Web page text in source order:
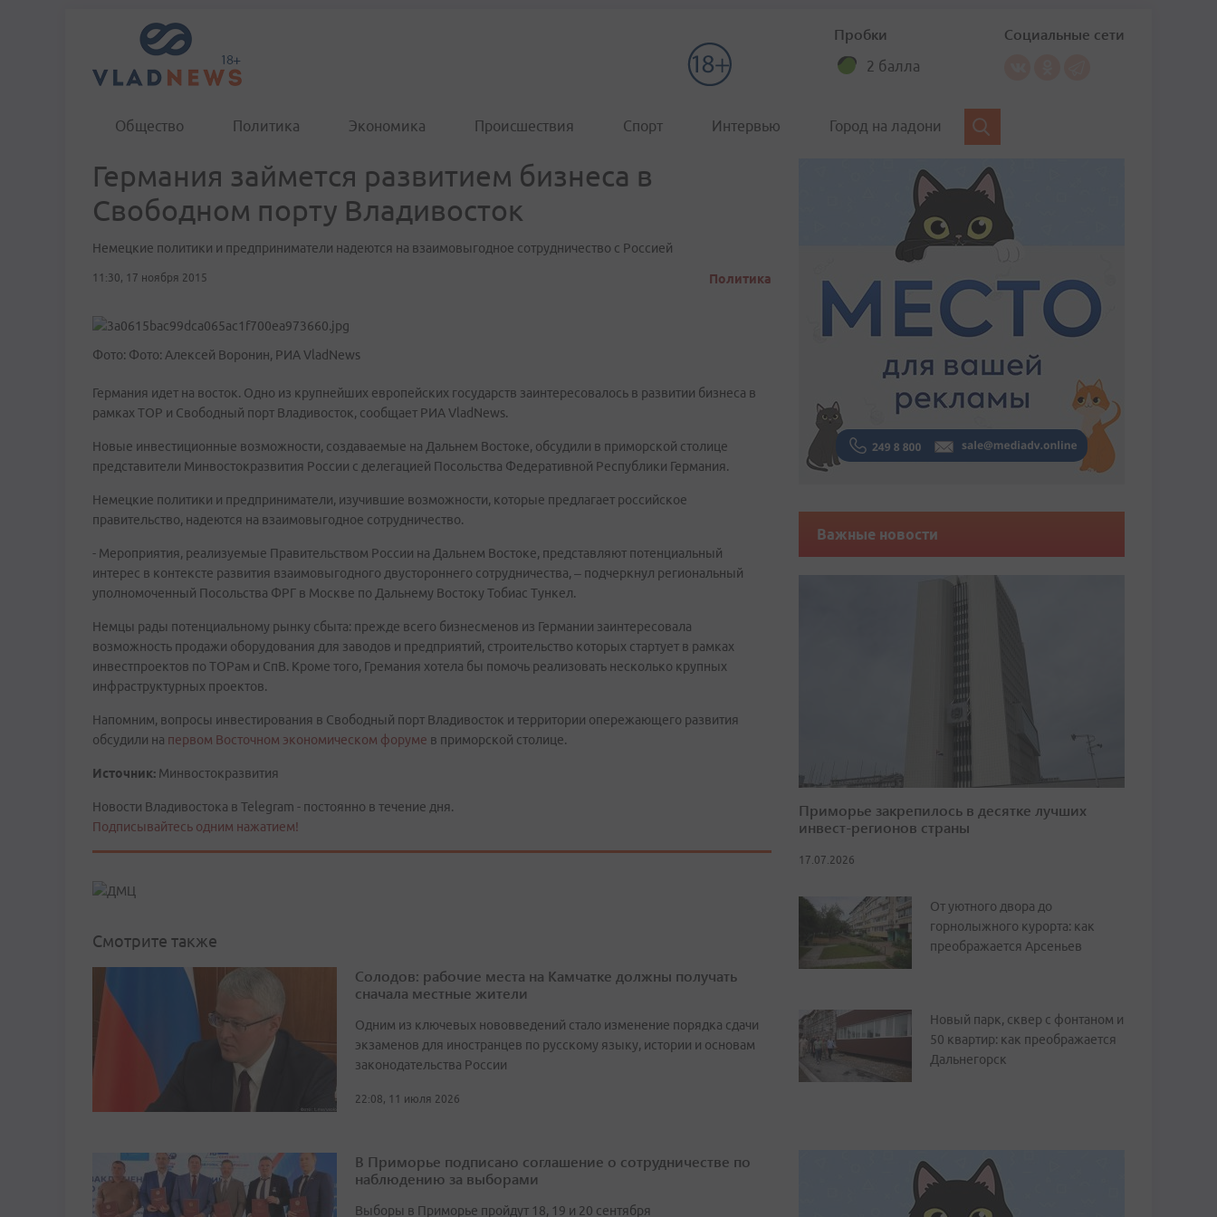
Пробки
2 балла
Социальные сети
Общество Политика Экономика Происшествия Спорт Интервью Город на ладони
Германия займется развитием бизнеса в
Свободном порту Владивосток
Немецкие политики и предприниматели надеются на взаимовыгодное сотрудничество с Россией
11:30, 17 ноября 2015 Политика
Фото: Фото: Алексей Воронин, РИА VladNews
Германия идет на восток. Одно из крупнейших европейских государств заинтересовалось в развитии бизнеса в
рамках ТОР и Свободный порт Владивосток, сообщает РИА VladNews.
Новые инвестиционные возможности, создаваемые на Дальнем Востоке, обсудили в приморской столице
представители Минвостокразвития России с делегацией Посольства Федеративной Республики Германия.
Немецкие политики и предприниматели, изучившие возможности, которые предлагает российское
правительство, надеются на взаимовыгодное сотрудничество.
- Мероприятия, реализуемые Правительством России на Дальнем Востоке, представляют потенциальный
интерес в контексте развития взаимовыгодного двустороннего сотрудничества, – подчеркнул региональный
уполномоченный Посольства ФРГ в Москве по Дальнему Востоку Тобиас Тункел.
Немцы рады потенциальному рынку сбыта: прежде всего бизнесменов из Германии заинтересовала
возможность продажи оборудования для заводов и предприятий, строительство которых стартует в рамках
инвестпроектов по ТОРам и СпВ. Кроме того, Гремания хотела бы помочь реализовать несколько крупных
инфраструктурных проектов.
Напомним, вопросы инвестирования в Свободный порт Владивосток и территории опережающего развития
обсудили на первом Восточном экономическом форуме в приморской столице.
Источник: Минвостокразвития
Новости Владивостока в Telegram - постоянно в течение дня.
Подписывайтесь одним нажатием!
Смотрите также
Солодов: рабочие места на Камчатке должны получать
сначала местные жители
Одним из ключевых нововведений стало изменение порядка сдачи
экзаменов для иностранцев по русскому языку, истории и основам
законодательства России
22:08, 11 июля 2026
В Приморье подписано соглашение о сотрудничестве по
наблюдению за выборами
Выборы в Приморье пройдут 18, 19 и 20 сентября
Важные новости
Приморье закрепилось в десятке лучших
инвест-регионов страны
17.07.2026
От уютного двора до
горнолыжного курорта: как
преображается Арсеньев
Новый парк, сквер с фонтаном и
50 квартир: как преображается
Дальнегорск